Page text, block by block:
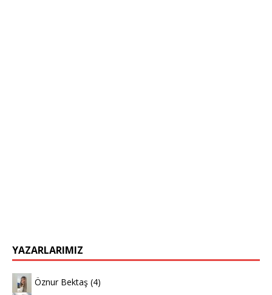
YAZARLARIMIZ
Öznur Bektaş (4)